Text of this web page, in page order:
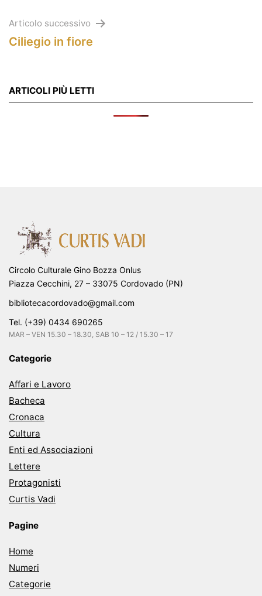
Articolo successivo
Ciliegio in fiore
ARTICOLI PIÙ LETTI
Circolo Culturale Gino Bozza Onlus
Piazza Cecchini, 27 – 33075 Cordovado (PN)
bibliotecacordovado@gmail.com
Tel. (+39) 0434 690265
MAR – VEN 15.30 – 18.30, SAB 10 – 12 / 15.30 – 17
Categorie
Affari e Lavoro
Bacheca
Cronaca
Cultura
Enti ed Associazioni
Lettere
Protagonisti
Curtis Vadi
Pagine
Home
Numeri
Categorie